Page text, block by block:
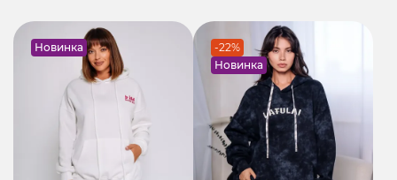
Новинка
-22%
Новинка